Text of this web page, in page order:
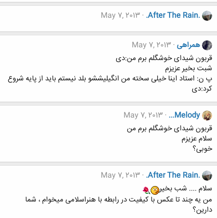
.After The Rain.
May 7, 2013
همراهی May 7, 2013
قربون شیدای خوشگلم برم من:دی
شبت بخیر عزیزم
پ ن: استاد اینا خیلی سخته من انگیلیششو بلد نیستم باید از پایه شروع
کرد:دی
...Melody
May 7, 2013
قربون شیدای خوشگلم برم من
سلام عزیزم
خوبی؟
.After The Rain.
May 7, 2013
سلام .... شب بخیر
من یه چند تا عکس با کیفیت در رابطه با هنراسلامی میخوام ، شما
دارین؟